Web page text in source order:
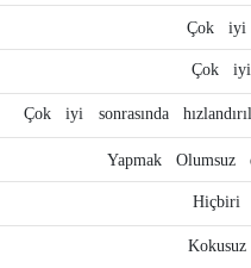
Çok iyi
Çok iyi
Çok iyi sonrasında
Yapmak Olumsuz
Hiçbiri
Kokusuz